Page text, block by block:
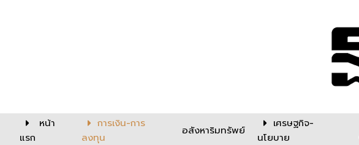
หน้า
แรก
การเงิน-การ
ลงทุน
อสังหาริมทรัพย์
เศรษฐกิจ-
นโยบาย